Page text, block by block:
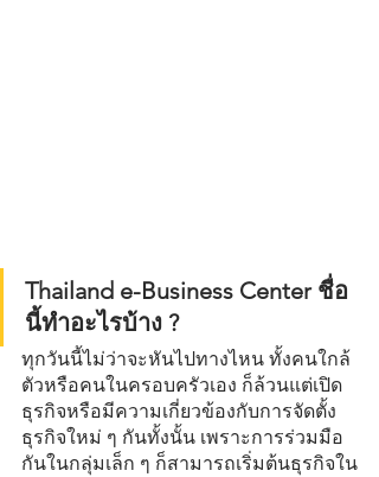
Thailand e-Business Center ชื่อ
นี้ทำอะไรบ้าง ?
ทุกวันนี้ไม่ว่าจะหันไปทางไหน ทั้งคนใกล้
ตัวหรือคนในครอบครัวเอง ก็ล้วนแต่เปิด
ธุรกิจหรือมีความเกี่ยวข้องกับการจัดตั้ง
ธุรกิจใหม่ ๆ กันทั้งนั้น เพราะการร่วมมือ
กันในกลุ่มเล็ก ๆ ก็สามารถเริ่มต้นธุรกิจใน